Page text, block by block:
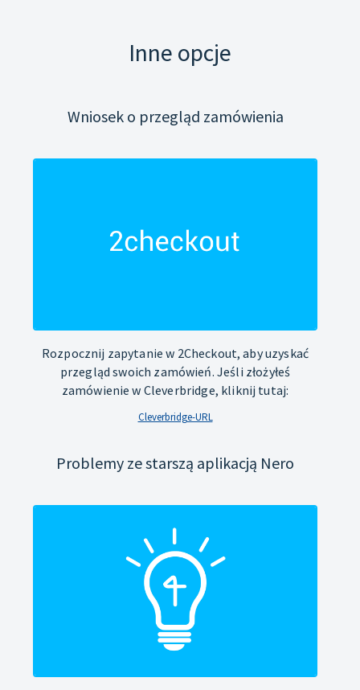
Inne opcje
Wniosek o przegląd zamówienia
Rozpocznij zapytanie w 2Checkout, aby uzyskać
przegląd swoich zamówień. Jeśli złożyłeś
zamówienie w Cleverbridge, kliknij tutaj:
Cleverbridge-URL
Problemy ze starszą aplikacją Nero